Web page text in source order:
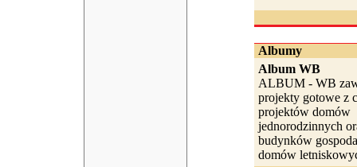
Albumy
Album WB
ALBUM - WB
projekty gotowe z
projektów domów
jednorodzinnych
budynków
domów